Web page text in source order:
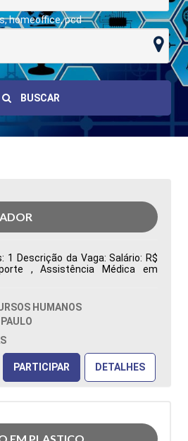
homeoffice, pcd
BUSCAR
1 Descrição da Vaga: Salário: R$
, Assistência Médica em
Ensino Superior completo ou
ou áreas correlatas
Totvs/Datasul Tipo de
Barueri, SP, Brasil Área de
Formação Acadêmica:
HUMANOS
PARTICIPAR DETALHES